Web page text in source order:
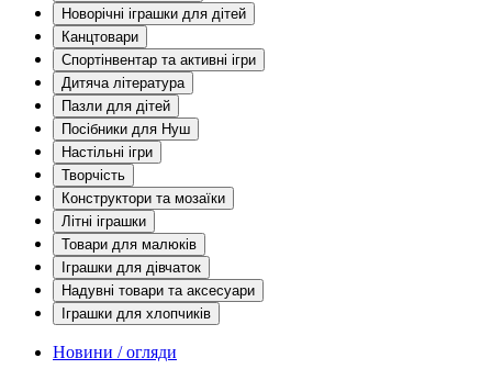
Новорічні іграшки для дітей
Канцтовари
Спортінвентар та активні ігри
Дитяча література
Пазли для дітей
Посібники для Нуш
Настільні ігри
Творчість
Конструктори та мозаїки
Літні іграшки
Товари для малюків
Іграшки для дівчаток
Надувні товари та аксесуари
Іграшки для хлопчиків
Новини / огляди